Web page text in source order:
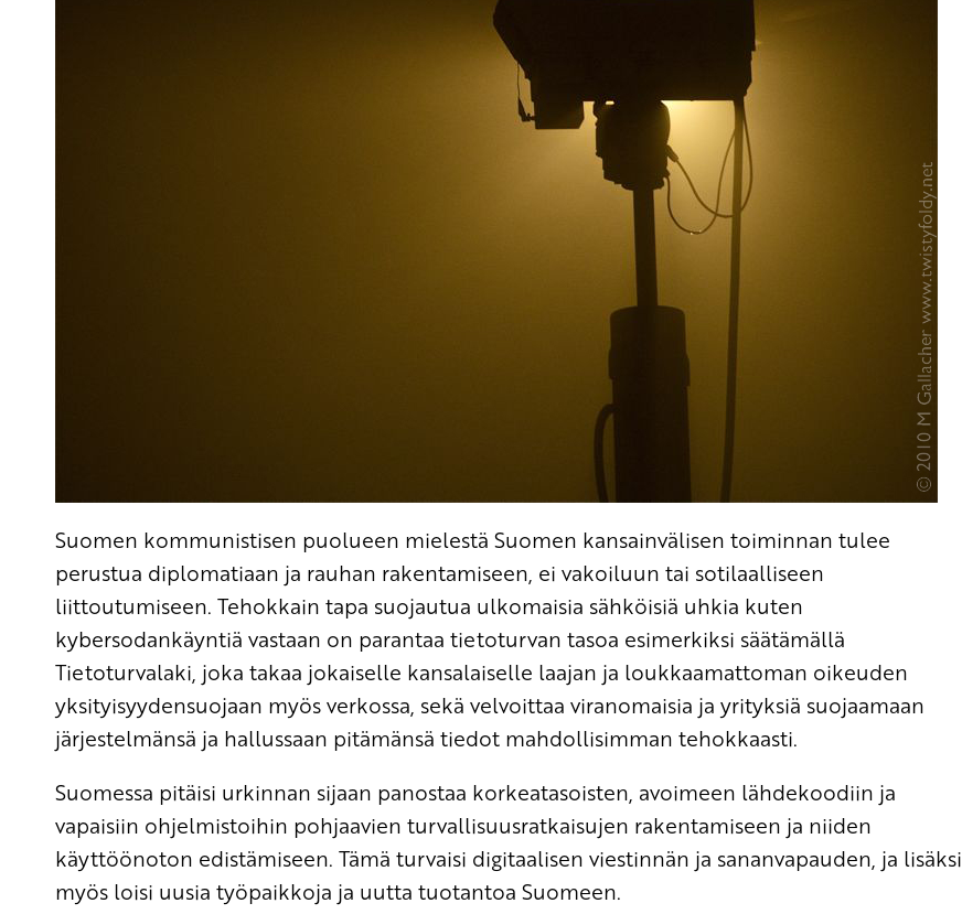
Suomen kommunistisen puolueen mielestä Suomen kansainvälisen toiminnan tulee
perustua diplomatiaan ja rauhan rakentamiseen, ei vakoiluun tai sotilaalliseen
liittoutumiseen. Tehokkain tapa suojautua ulkomaisia sähköisiä uhkia kuten
kybersodankäyntiä vastaan on parantaa tietoturvan tasoa esimerkiksi säätämällä
Tietoturvalaki, joka takaa jokaiselle kansalaiselle laajan ja loukkaamattoman oikeuden
yksityisyydensuojaan myös verkossa, sekä velvoittaa viranomaisia ja yrityksiä suojaamaan
järjestelmänsä ja hallussaan pitämänsä tiedot mahdollisimman tehokkaasti.
Suomessa pitäisi urkinnan sijaan panostaa korkeatasoisten, avoimeen lähdekoodiin ja
vapaisiin ohjelmistoihin pohjaavien turvallisuusratkaisujen rakentamiseen ja niiden
käyttöönoton edistämiseen. Tämä turvaisi digitaalisen viestinnän ja sananvapauden, ja lisäksi
myös loisi uusia työpaikkoja ja uutta tuotantoa Suomeen.